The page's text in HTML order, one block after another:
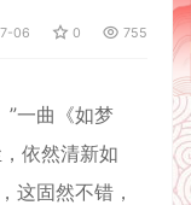
06 0 755
一曲《如梦
依然清新如
这固然不错，